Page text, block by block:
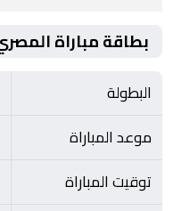
بطاقة مباراة
البطولة
موعد المباراة
توقيت المباراة